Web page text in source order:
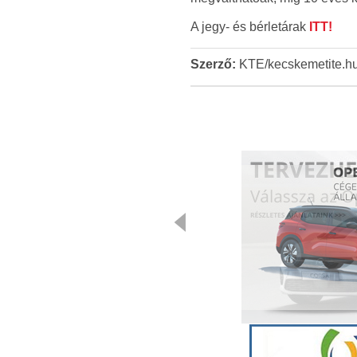
A jegy- és bérletárak ITT!
Szerző: KTE/